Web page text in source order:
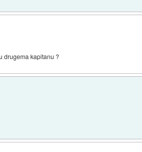
drugema kapitanu ?